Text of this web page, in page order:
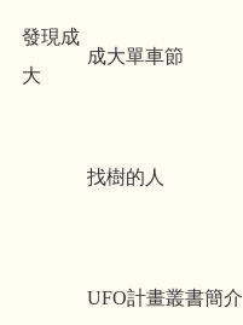
發現成
大
成大單車節
找樹的人
UFO計畫叢書簡介